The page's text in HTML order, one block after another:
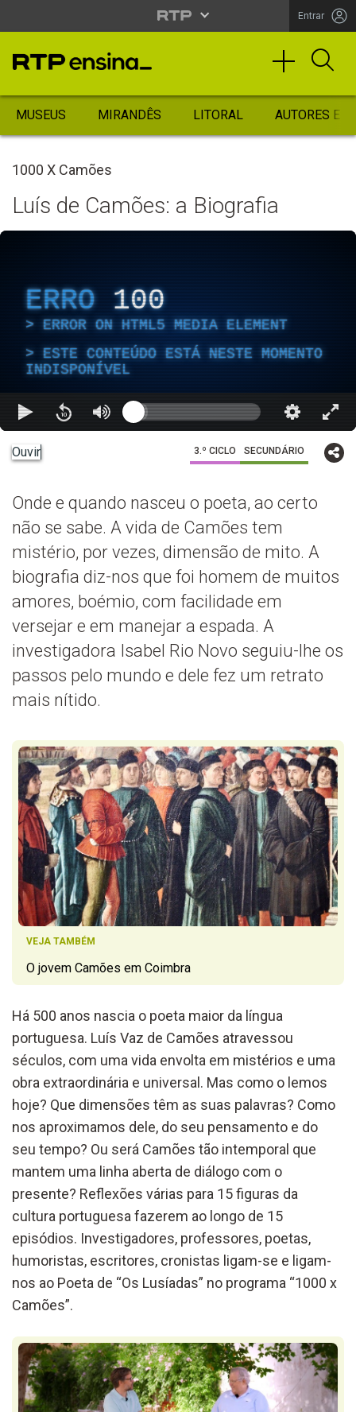
Entrar
MUSEUS MIRANDÊS LITORAL AUTORES
1000 X Camões
Luís de Camões: a Biografia
ERRO 100
ERROR ON HTML5 MEDIA ELEMENT
ESTE CONTEÚDO ESTÁ NESTE MOMENTO
INDISPONÍVEL
Ouvir 3.º CICLO SECUNDÁRIO
Onde e quando nasceu o poeta, ao certo
não se sabe. A vida de Camões tem
mistério, por vezes, dimensão de mito. A
biografia diz-nos que foi homem de muitos
amores, boémio, com facilidade em
versejar e em manejar a espada. A
investigadora Isabel Rio Novo seguiu-lhe os
passos pelo mundo e dele fez um retrato
mais nítido.
VEJA TAMBÉM
O jovem Camões em Coimbra
Há 500 anos nascia o poeta maior da língua
portuguesa. Luís Vaz de Camões atravessou
séculos, com uma vida envolta em mistérios e uma
obra extraordinária e universal. Mas como o lemos
hoje? Que dimensões têm as suas palavras? Como
nos aproximamos dele, do seu pensamento e do
seu tempo? Ou será Camões tão intemporal que
mantem uma linha aberta de diálogo com o
presente? Reflexões várias para 15figuras da
cultura portuguesa fazerem ao longo de 15
episódios. Investigadores, professores, poetas,
humoristas, escritores, cronistas ligam-se e ligam-
nos ao Poeta de “Os Lusíadas” no programa “1000 x
Camões”.